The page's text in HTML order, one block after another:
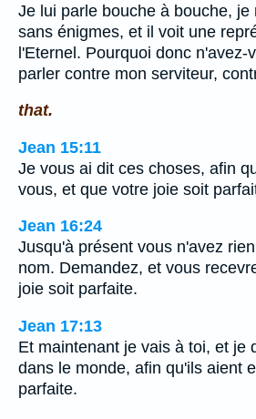
Je lui parle bouche à bouche, je
sans énigmes, et il voit une
l'Eternel. Pourquoi donc n'avez-
parler contre mon serviteur,
that.
Jean 15:11
Je vous ai dit ces choses, afin
vous, et que votre joie soit
Jean 16:24
Jusqu'à présent vous n'avez
nom. Demandez, et vous
joie soit parfaite.
Jean 17:13
Et maintenant je vais à toi, et je
dans le monde, afin qu'ils aient
parfaite.